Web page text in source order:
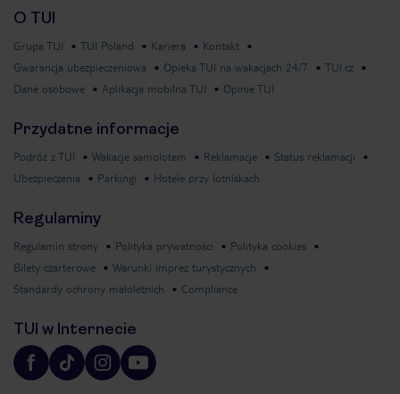
O TUI
Grupa TUI TUI Poland Kariera
Kontakt
Gwarancja ubezpieczeniowa
Opieka TUI na wakacjach 24/7
TUI.cz
Dane osobowe
Aplikacja mobilna TUI Opinie TUI
Przydatne informacje
Podróż z TUI Wakacje samolotem Reklamacje
Status reklamacji
Ubezpieczenia
Parkingi Hotele przy lotniskach
Regulaminy
Regulamin strony Polityka prywatności
Polityka cookies
Bilety czarterowe
Warunki imprez turystycznych
Standardy ochrony małoletnich
Compliance
TUI w Internecie